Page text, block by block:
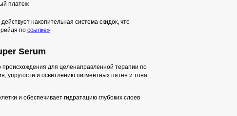
платеж
накопительная система скидок, что
по ссылке»
Serum
для целенаправленной терапии по
упругости и осветлению пигментных пятен и тона
и обеспечивает гидратацию глубоких слоев